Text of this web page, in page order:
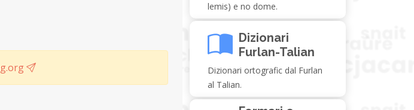
lemis) e no dome.
Dizionari
Furlan-Talian
Dizionari ortografic dal Furlan
al Talian.